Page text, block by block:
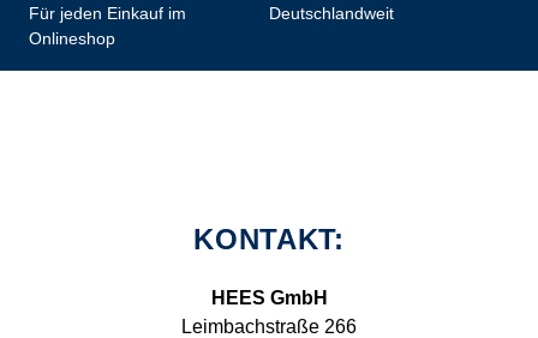
Für jeden Einkauf im
Onlineshop
Deutschlandweit
KONTAKT:
HEES GmbH
Leimbachstraße 266